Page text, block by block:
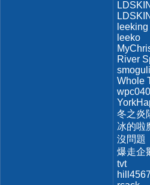
leeking
leeko
River
smoguli
Whole
冬之炎
冰的啦
沒問題
爆走企
tvt